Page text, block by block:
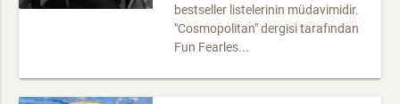
bestseller listelerinin müdavimidir.
"Cosmopolitan" dergisi tarafından
Fun Fearles...